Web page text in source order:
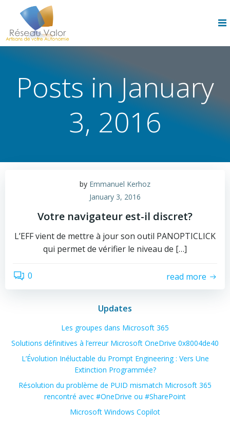
Posts in January
3, 2016
by Emmanuel Kerhoz
January 3, 2016
Votre navigateur est-il discret?
L’EFF vient de mettre à jour son outil PANOPTICLICK
qui permet de vérifier le niveau de […]
0 read more
Updates
Les groupes dans Microsoft 365
Solutions définitives à l’erreur Microsoft OneDrive 0x8004de40
L’Évolution Inéluctable du Prompt Engineering : Vers Une
Extinction Programmée?
Résolution du problème de PUID mismatch Microsoft 365
rencontré avec #OneDrive ou #SharePoint
Microsoft Windows Copilot